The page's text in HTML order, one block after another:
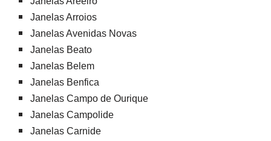
Janelas Arroios
Janelas Avenidas Novas
Janelas Beato
Janelas Belem
Janelas Benfica
Janelas Campo de Ourique
Janelas Campolide
Janelas Carnide